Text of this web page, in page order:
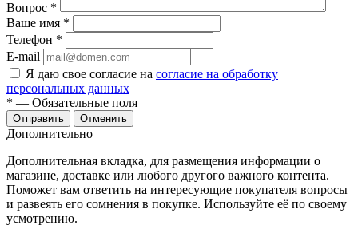
Вопрос *
Ваше имя *
Телефон *
E-mail
Я даю свое согласие на согласие на обработку
персональных данных
* — Обязательные поля
Отменить
Дополнительно
Дополнительная вкладка, для размещения информации о
магазине, доставке или любого другого важного контента.
Поможет вам ответить на интересующие покупателя вопросы
и развеять его сомнения в покупке. Используйте её по своему
усмотрению.